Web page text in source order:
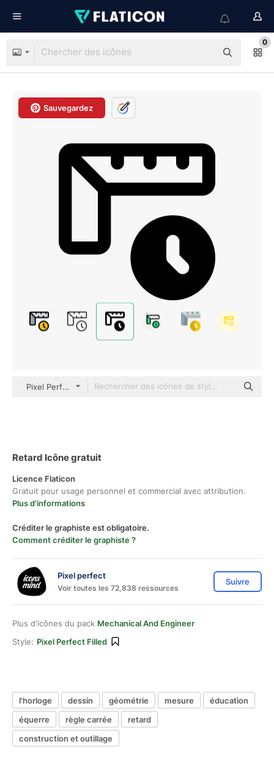
0
Sauvegardez
Pixel Perfect Filled
Retard Icône gratuit
Licence Flaticon
Gratuit pour usage personnel et commercial avec attribution.
Plus d'informations
Créditer le graphiste est obligatoire.
Comment créditer le graphiste ?
Pixel perfect
Voir toutes les 72,838 ressources
Suivre
Plus d'icônes du pack Mechanical And Engineer
Style: Pixel Perfect Filled
l'horloge dessin géométrie mesure
éducation
équerre
règle carrée
retard
construction et outillage